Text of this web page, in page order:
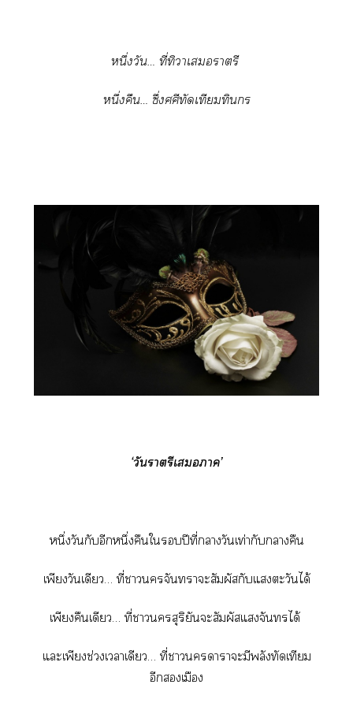
หนึ่งวัน… ที่ทิวาเราตรี
หนึ่งคืน… ซึ่งศศีทัดเทียมทินกร
‘วันราตรีเา’
หนึ่งวันกับอีกหนึ่งคืนใปีที่าวันเท่ากับาคืน
เพียงวันเดียว… ที่าจันทราะสัมผัสกับแตะวันได้
เพียงคืนเดียว… ที่าสุริยันะสัมผัสแจันได้
แะเพียงช่วงเาเดียว… ที่าาาะมีพลังทัดเทียม
อีกเมือง